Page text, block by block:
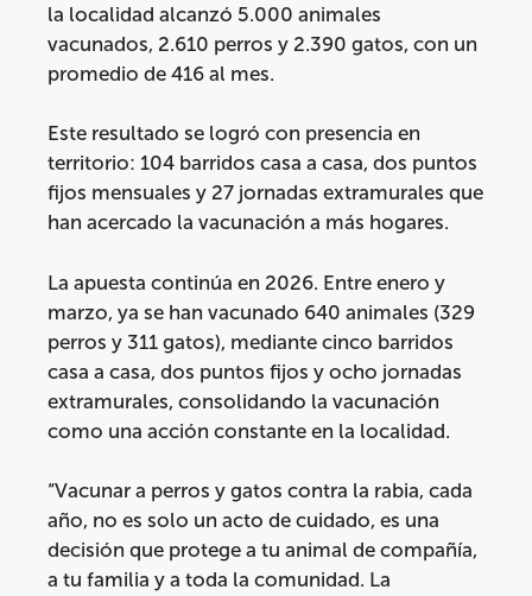
la localidad alcanzó 5.000 animales
vacunados, 2.610 perros y 2.390 gatos, con un
promedio de 416 al mes.
Este resultado se logró con presencia en
territorio: 104 barridos casa a casa, dos puntos
fijos mensuales y 27 jornadas extramurales que
han acercado la vacunación a más hogares.
La apuesta continúa en 2026. Entre enero y
marzo, ya se han vacunado 640 animales (329
perros y 311 gatos), mediante cinco barridos
casa a casa, dos puntos fijos y ocho jornadas
extramurales, consolidando la vacunación
como una acción constante en la localidad.
“Vacunar a perros y gatos contra la rabia, cada
año, no es solo un acto de cuidado, es una
decisión que protege a tu animal de compañía,
a tu familia y a toda la comunidad. La